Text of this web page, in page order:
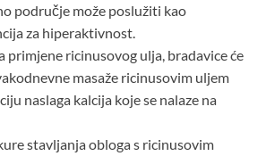
područje može poslužiti kao
za hiperaktivnost.
primjene ricinusovog ulja, bradavice će
masaže ricinusovim uljem
naslaga kalcija koje se nalaze na
stavljanja obloga s ricinusovim